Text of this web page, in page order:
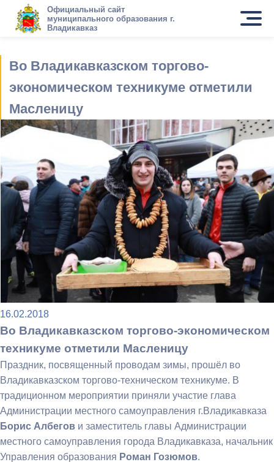
Официальный сайт
муниципального образования г.
Владикавказ
Во Владикавказском торгово-
экономическом техникуме отметили
Масленицу
16.02.2018
Во Владикавказском торгово-экономическом
техникуме отметили Масленицу
Праздник, посвященный проводам зимы, прошёл во
Владикавказском торгово-техническом техникуме. В
традиционном мероприятии приняли участие глава
Администрации местного самоуправления г.Владикавказа
Борис Албегов и заместитель главы Администрации
местного самоуправления города Владикавказа, начальник
Управления образования Роман Гозюмов.